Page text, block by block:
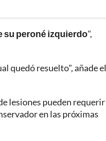
su peroné izquierdo",
quedó resuelto", añade el
lesiones pueden requerir
en las próximas